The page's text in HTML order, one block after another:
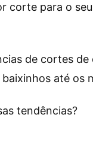
corte para o
de cortes
até os
tendências?